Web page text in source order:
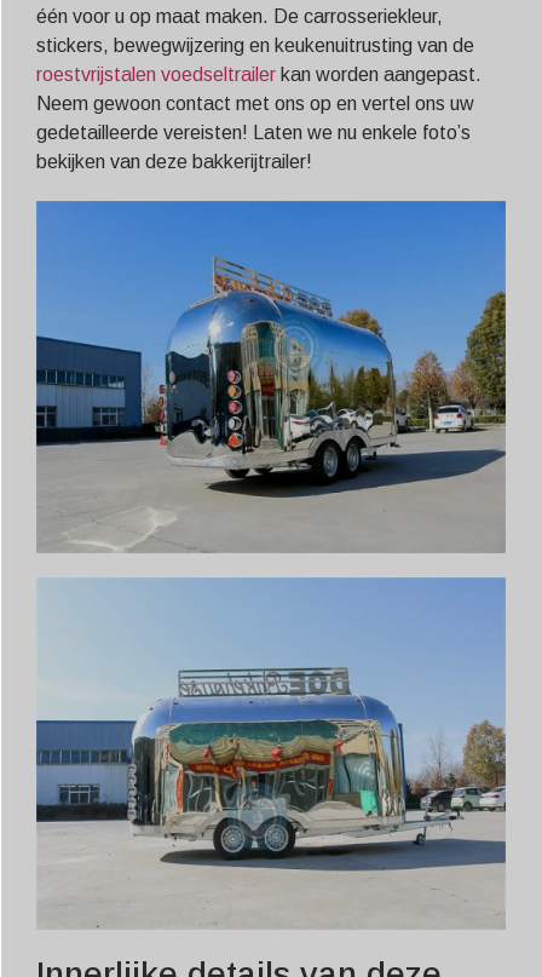
één voor u op maat maken. De carrosseriekleur,
stickers, bewegwijzering en keukenuitrusting van de
roestvrijstalen voedseltrailer kan worden aangepast.
Neem gewoon contact met ons op en vertel ons uw
gedetailleerde vereisten! Laten we nu enkele foto’s
bekijken van deze bakkerijtrailer!